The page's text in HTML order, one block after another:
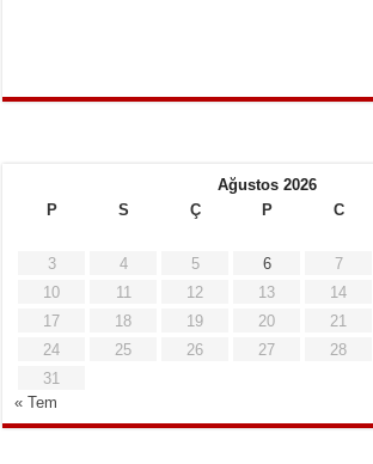
Ağustos 2026
P
S Ç P C
3
4 5 6 7
10
11 12 13 14
17
18 19 20 21
24
25 26 27 28
31
« Tem